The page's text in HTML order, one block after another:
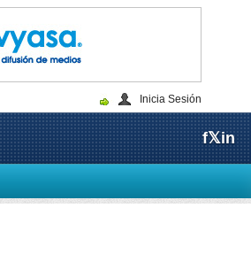
Inicia Sesión
f𝕏in